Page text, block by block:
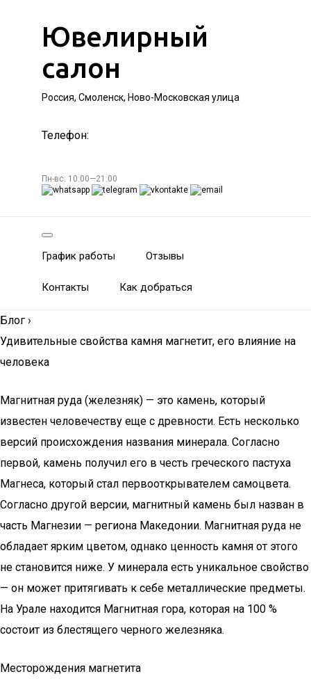
Ювелирный
салон
Россия, Смоленск, Ново-Московская улица
Телефон:
Пн-вс: 10:00—21:00
График работы Отзывы
Контакты Как добраться
Блог ›
Удивительные свойства камня магнетит, его влияние на
человека
Магнитная руда (железняк) — это камень, который
известен человечеству еще с древности. Есть несколько
версий происхождения названия минерала. Согласно
первой, камень получил его в честь греческого пастуха
Магнеса, который стал первооткрывателем самоцвета.
Согласно другой версии, магнитный камень был назван в
часть Магнезии — региона Македонии. Магнитная руда не
обладает ярким цветом, однако ценность камня от этого
не становится ниже. У минерала есть уникальное свойство
— он может притягивать к себе металлические предметы.
На Урале находится Магнитная гора, которая на 100 %
состоит из блестящего черного железняка.
Месторождения магнетита